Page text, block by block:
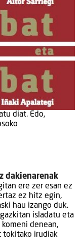
diat. Edo,
dakienarenak
ere zer esan ez
ez hitz egin,
hau izango duk.
isladatu eta
denean,
tokitako irudiak